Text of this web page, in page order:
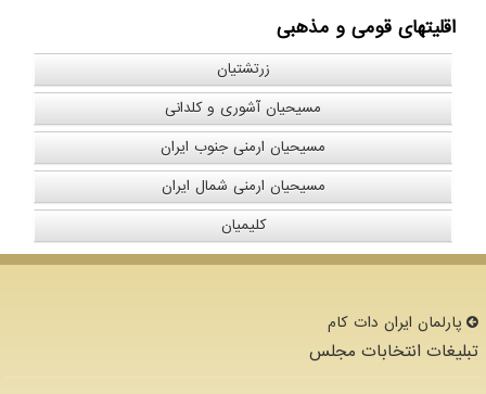
اقلیتهای قومی و مذهبی
زرتشتیان
مسیحیان آشوری و کلدانی
مسیحیان ارمنی جنوب ایران
مسیحیان ارمنی شمال ایران
کلیمیان
پارلمان ایران دات كام
تبلیغات انتخابات مجلس